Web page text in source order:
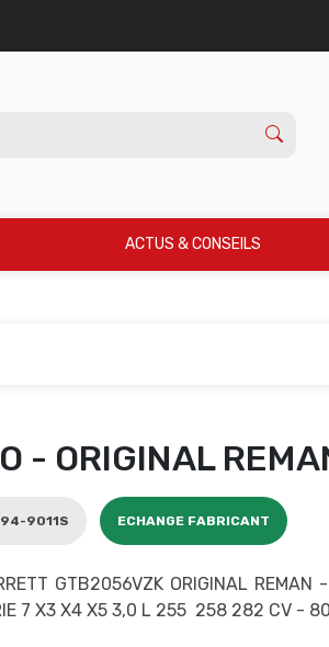
ACTUS & CONSEILS
- ORIGINAL
9011S ECHANGE FABRICANT
GTB2056VZK ORIGINAL
7 X3 X4 X5 3,0 L 255 258 282 CV -